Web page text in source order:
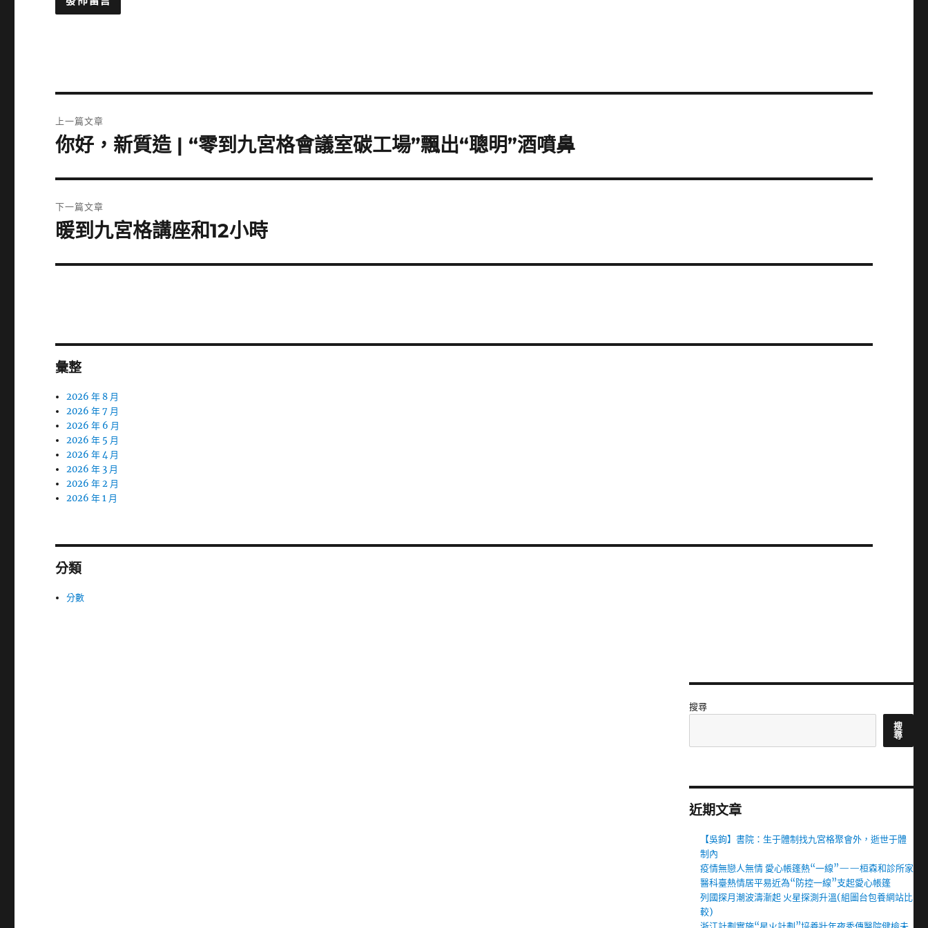
章
上一篇文章
上
篇
文
章:
你好，新質造 | “零到九宮格會議室碳工場”飄出“聰明”酒噴鼻
下一篇文章
下
篇
暖到九宮格講座和12小時
彙整
2026 年 8 月
2026 年 7 月
2026 年 6 月
2026 年 5 月
2026 年 4 月
2026 年 3 月
2026 年 2 月
2026 年 1 月
分類
分數
搜尋
搜
尋
近期文章
【吳鉤】書院：生于體制找九宮格聚會外，逝世于體
制內
疫情無戀人無情 愛心帳篷熱“一線”——桓森和診所家
醫科臺熱情居平易近為“防控一線”支起愛心帳篷
列國探月潮波濤漸起 火星探測升溫(組圖台包養網站比
較)